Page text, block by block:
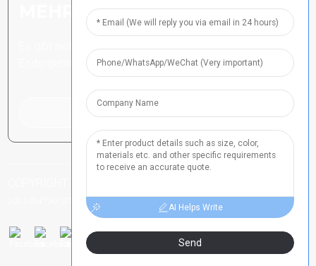
MEHR ZU ERFAHREN
Es gibt nichts Besseres, als das
Endergebnis zu sehen.
Klicken Sie hier für eine Anfrage
SITEMAP- - TOP-SUCHE
AI Helps Write
Send